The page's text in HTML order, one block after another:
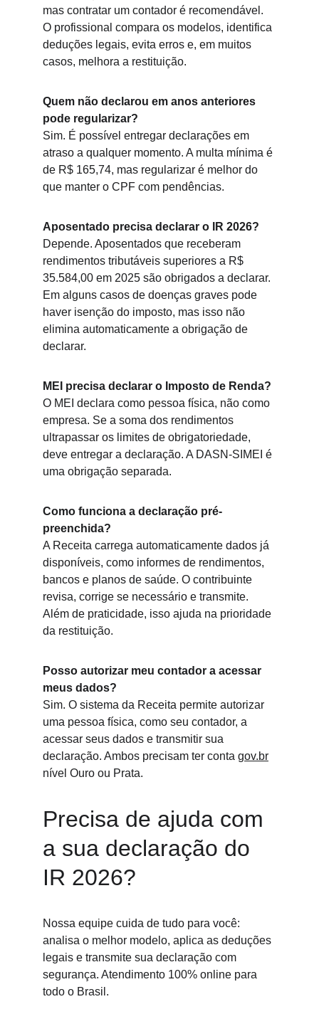
mas contratar um contador é recomendável.
O profissional compara os modelos, identifica
deduções legais, evita erros e, em muitos
casos, melhora a restituição.
Quem não declarou em anos anteriores
pode regularizar?
Sim. É possível entregar declarações em
atraso a qualquer momento. A multa mínima é
de R$ 165,74, mas regularizar é melhor do
que manter o CPF com pendências.
Aposentado precisa declarar o IR 2026?
Depende. Aposentados que receberam
rendimentos tributáveis superiores a R$
35.584,00 em 2025 são obrigados a declarar.
Em alguns casos de doenças graves pode
haver isenção do imposto, mas isso não
elimina automaticamente a obrigação de
declarar.
MEI precisa declarar o Imposto de Renda?
O MEI declara como pessoa física, não como
empresa. Se a soma dos rendimentos
ultrapassar os limites de obrigatoriedade,
deve entregar a declaração. A DASN-SIMEI é
uma obrigação separada.
Como funciona a declaração pré-
preenchida?
A Receita carrega automaticamente dados já
disponíveis, como informes de rendimentos,
bancos e planos de saúde. O contribuinte
revisa, corrige se necessário e transmite.
Além de praticidade, isso ajuda na prioridade
da restituição.
Posso autorizar meu contador a acessar
meus dados?
Sim. O sistema da Receita permite autorizar
uma pessoa física, como seu contador, a
acessar seus dados e transmitir sua
declaração. Ambos precisam ter conta gov.br
nível Ouro ou Prata.
Precisa de ajuda com
a sua declaração do
IR 2026?
Nossa equipe cuida de tudo para você:
analisa o melhor modelo, aplica as deduções
legais e transmite sua declaração com
segurança. Atendimento 100% online para
todo o Brasil.